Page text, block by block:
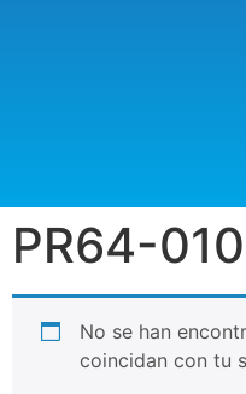
PR64-
No se han
coincidan con tu